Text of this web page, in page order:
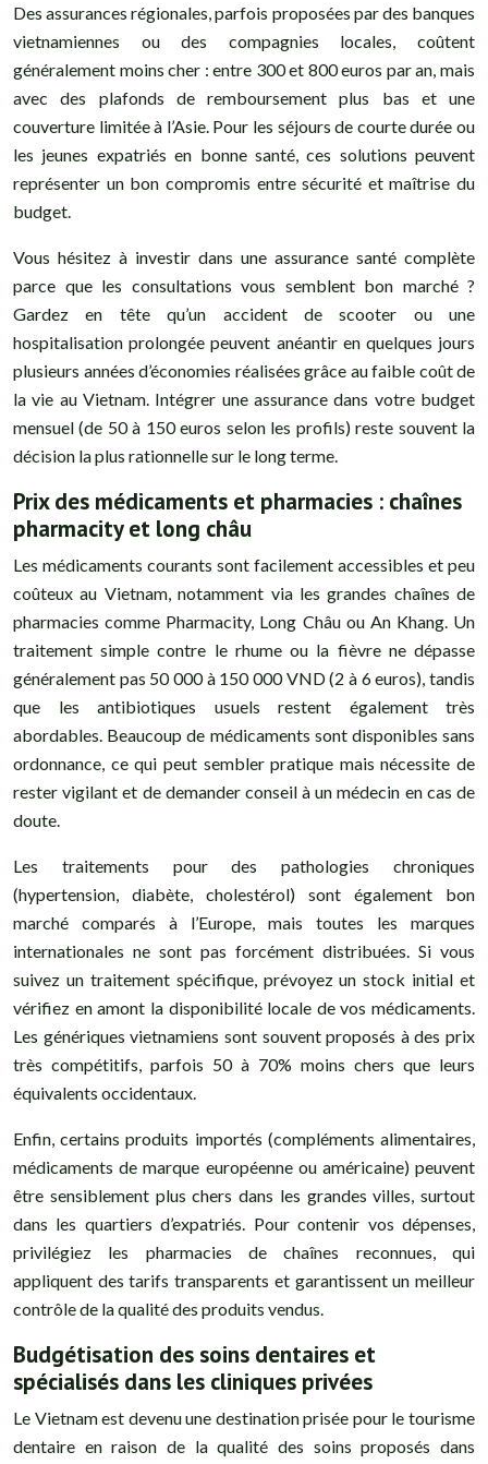
Des assurances régionales, parfois proposées par des banques
vietnamiennes ou des compagnies locales, coûtent
généralement moins cher : entre 300 et 800 euros par an, mais
avec des plafonds de remboursement plus bas et une
couverture limitée à l’Asie. Pour les séjours de courte durée ou
les jeunes expatriés en bonne santé, ces solutions peuvent
représenter un bon compromis entre sécurité et maîtrise du
budget.
Vous hésitez à investir dans une assurance santé complète
parce que les consultations vous semblent bon marché ?
Gardez en tête qu’un accident de scooter ou une
hospitalisation prolongée peuvent anéantir en quelques jours
plusieurs années d’économies réalisées grâce au faible coût de
la vie au Vietnam. Intégrer une assurance dans votre budget
mensuel (de 50 à 150 euros selon les profils) reste souvent la
décision la plus rationnelle sur le long terme.
Prix des médicaments et pharmacies : chaînes
pharmacity et long châu
Les médicaments courants sont facilement accessibles et peu
coûteux au Vietnam, notamment via les grandes chaînes de
pharmacies comme Pharmacity, Long Châu ou An Khang. Un
traitement simple contre le rhume ou la fièvre ne dépasse
généralement pas 50 000 à 150 000 VND (2 à 6 euros), tandis
que les antibiotiques usuels restent également très
abordables. Beaucoup de médicaments sont disponibles sans
ordonnance, ce qui peut sembler pratique mais nécessite de
rester vigilant et de demander conseil à un médecin en cas de
doute.
Les traitements pour des pathologies chroniques
(hypertension, diabète, cholestérol) sont également bon
marché comparés à l’Europe, mais toutes les marques
internationales ne sont pas forcément distribuées. Si vous
suivez un traitement spécifique, prévoyez un stock initial et
vérifiez en amont la disponibilité locale de vos médicaments.
Les génériques vietnamiens sont souvent proposés à des prix
très compétitifs, parfois 50 à 70% moins chers que leurs
équivalents occidentaux.
Enfin, certains produits importés (compléments alimentaires,
médicaments de marque européenne ou américaine) peuvent
être sensiblement plus chers dans les grandes villes, surtout
dans les quartiers d’expatriés. Pour contenir vos dépenses,
privilégiez les pharmacies de chaînes reconnues, qui
appliquent des tarifs transparents et garantissent un meilleur
contrôle de la qualité des produits vendus.
Budgétisation des soins dentaires et
spécialisés dans les cliniques privées
Le Vietnam est devenu une destination prisée pour le tourisme
dentaire en raison de la qualité des soins proposés dans